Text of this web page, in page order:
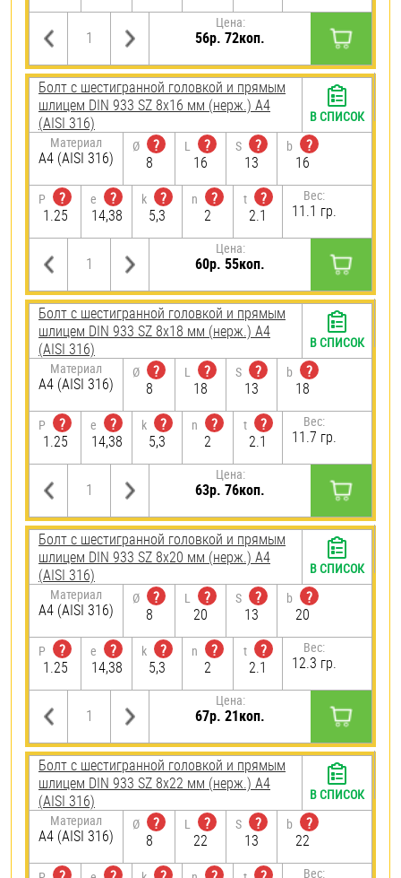
Цена:
56р. 72коп.
Болт с шестигранной головкой и прямым
шлицем DIN 933 SZ 8х16 мм (нерж.) A4
(AISI 316)
Материал
A4 (AISI 316)
Ø
?
8
L
?
16
S
?
13
b
?
16
P
?
1.25
e
?
14,38
k
?
5,3
n
?
2
t
?
2.1
Вес:
11.1 гр.
Цена:
60р. 55коп.
В СПИСОК
Болт с шестигранной головкой и прямым
шлицем DIN 933 SZ 8х18 мм (нерж.) A4
(AISI 316)
Материал
A4 (AISI 316)
Ø
?
8
L
?
18
S
?
13
b
?
18
P
?
1.25
e
?
14,38
k
?
5,3
n
?
2
t
?
2.1
Вес:
11.7 гр.
Цена:
63р. 76коп.
В СПИСОК
Болт с шестигранной головкой и прямым
шлицем DIN 933 SZ 8х20 мм (нерж.) A4
(AISI 316)
Материал
A4 (AISI 316)
Ø
?
8
L
?
20
S
?
13
b
?
20
P
?
1.25
e
?
14,38
k
?
5,3
n
?
2
t
?
2.1
Вес:
12.3 гр.
Цена:
67р. 21коп.
В СПИСОК
Болт с шестигранной головкой и прямым
шлицем DIN 933 SZ 8х22 мм (нерж.) A4
(AISI 316)
Материал
A4 (AISI 316)
Ø
?
8
L
?
22
S
?
13
b
?
22
Вес:
В СПИСОК